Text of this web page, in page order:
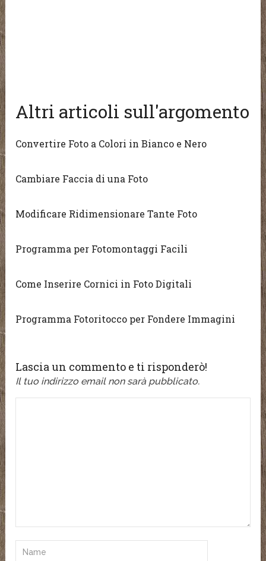
Altri articoli sull'argomento
Convertire Foto a Colori in Bianco e Nero
Cambiare Faccia di una Foto
Modificare Ridimensionare Tante Foto
Programma per Fotomontaggi Facili
Come Inserire Cornici in Foto Digitali
Programma Fotoritocco per Fondere Immagini
Lascia un commento e ti risponderò!
Il tuo indirizzo email non sarà pubblicato.